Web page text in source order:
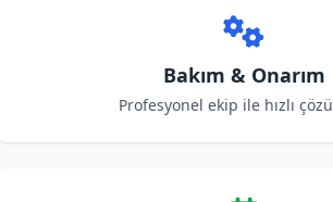
Bakım & Onarım
Profesyonel ekip ile hızlı